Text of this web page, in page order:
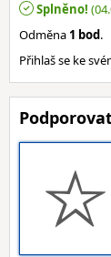
Splněno!
Odměna 1 bod.
Přihlaš se ke